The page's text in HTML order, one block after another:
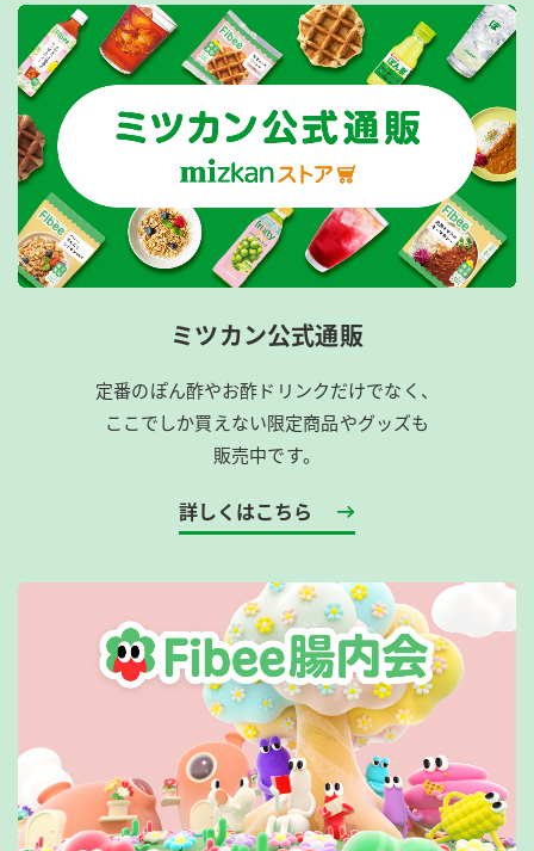
ミツカン公式通販
定番のぽん酢やお酢ドリンクだけでなく、
ここでしか買えない限定商品やグッズも
販売中です。
詳しくはこちら